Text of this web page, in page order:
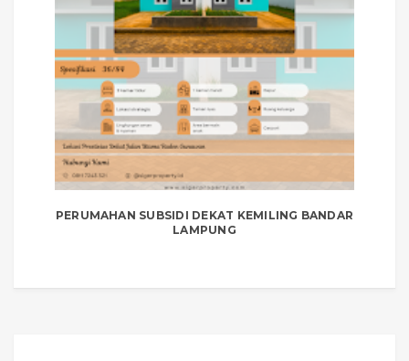
PERUMAHAN SUBSIDI DEKAT KEMILING BANDAR
LAMPUNG